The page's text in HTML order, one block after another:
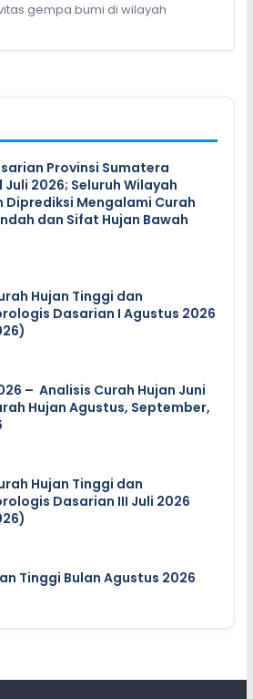
gempa bumi di wilayah
Provinsi Sumatera
2026; Seluruh Wilayah
Diprediksi Mengalami Curah
dan Sifat Hujan Bawah
Hujan Tinggi dan
Dasarian I Agustus 2026
– Analisis Curah Hujan Juni
Hujan Agustus, September,
Hujan Tinggi dan
Dasarian III Juli 2026
Tinggi Bulan Agustus 2026